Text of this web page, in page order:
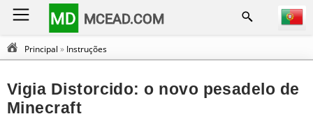
MD MCEAD.COM
Principal » Instruções
Vigia Distorcido: o novo pesadelo de
Minecraft